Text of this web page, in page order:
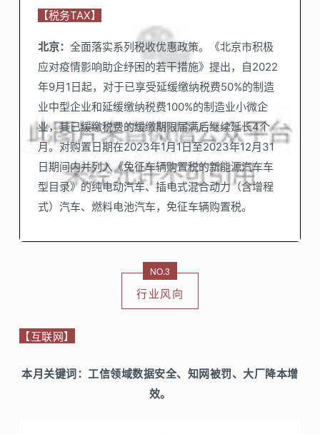
【税务TAX】
北京： 全面落实系列税收优惠政策。《北京市积极
应对疫情影响助企纾困的若干措施》提出，自2022
年9月1日起，对于已享受延缓缴纳税费50%的制造
业中型企业和延缓缴纳税费100%的制造业小微企
业，其已缓缴税费的缓缴期限届满后继续延长4个
月。对购置日期在2023年1月1日至2023年12月31
日期间内并列入《免征车辆购置税的新能源汽车车
型目录》的纯电动汽车、插电式混合动力（含增程
式）汽车、燃料电池汽车，免征车辆购置税。
NO.3
行业风向
【互联网】
本月关键词：工信领域数据安全、知网被罚、大厂降本增
效。